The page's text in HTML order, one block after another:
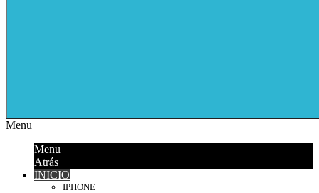
Menu
Menu
Atrás
INICIO
IPHONE